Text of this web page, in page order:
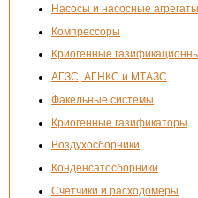
Насосы и насосные агрегаты
Компрессоры
Криогенные
АГЗС, АГНКС и МТАЗС
Факельные системы
Криогенные газификаторы
Воздухосборники
Конденсатосборники
Счетчики и расходомеры